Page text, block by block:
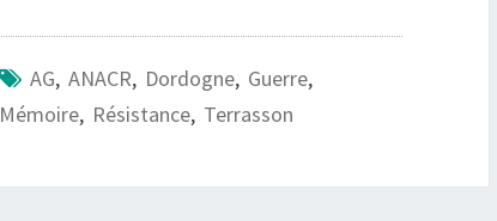
AG, ANACR, Dordogne, Guerre,
Mémoire, Résistance, Terrasson